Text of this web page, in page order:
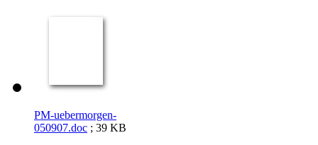
PM-uebermorgen-
050907.doc ; 39 KB